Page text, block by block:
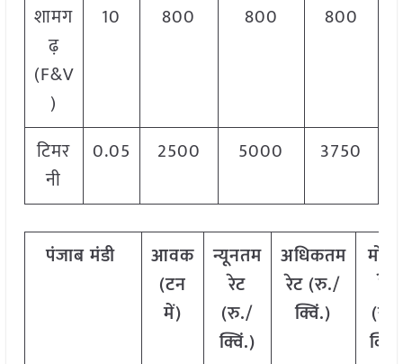
शामग
ढ़
(F&V
)
10 800 800 800
टिमर
नी
0.05 2500 5000 3750
पंजाबमंडी
आवक
(टन
में)
न्यूनतम
रेट
(रु./
क्विं.)
अधिकतम
रेट (रु./
क्विं.)
(रु./